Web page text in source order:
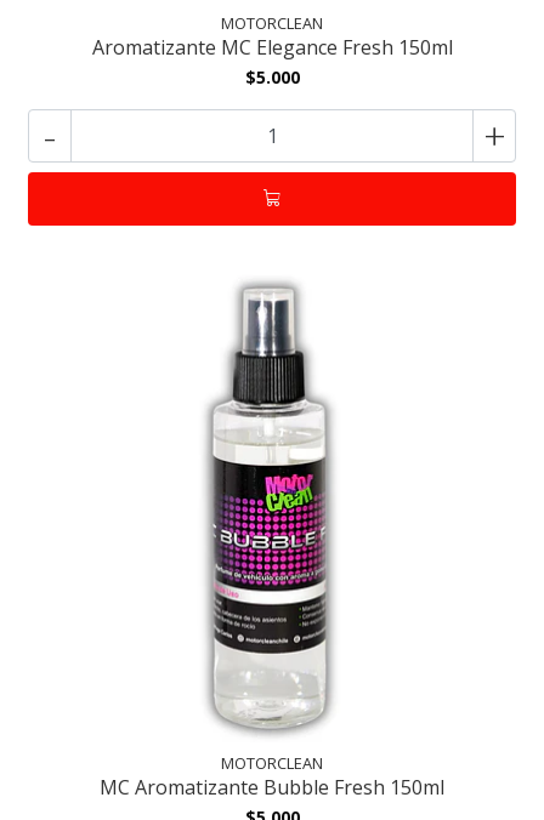
MOTORCLEAN
Aromatizante MC Elegance Fresh 150ml
$5.000
- +
MOTORCLEAN
MC Aromatizante Bubble Fresh 150ml